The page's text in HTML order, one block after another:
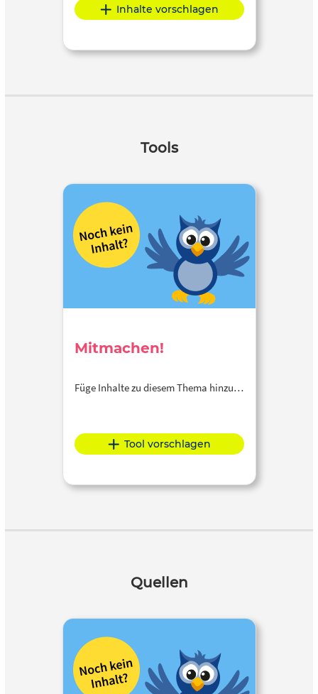
Inhalte vorschlagen
Tools
Mitmachen!
Füge Inhalte zu diesem Thema hinzu…
Tool vorschlagen
Quellen